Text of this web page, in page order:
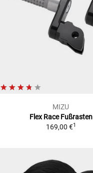
MIZU
Flex Race Fußrasten
169,00 €1